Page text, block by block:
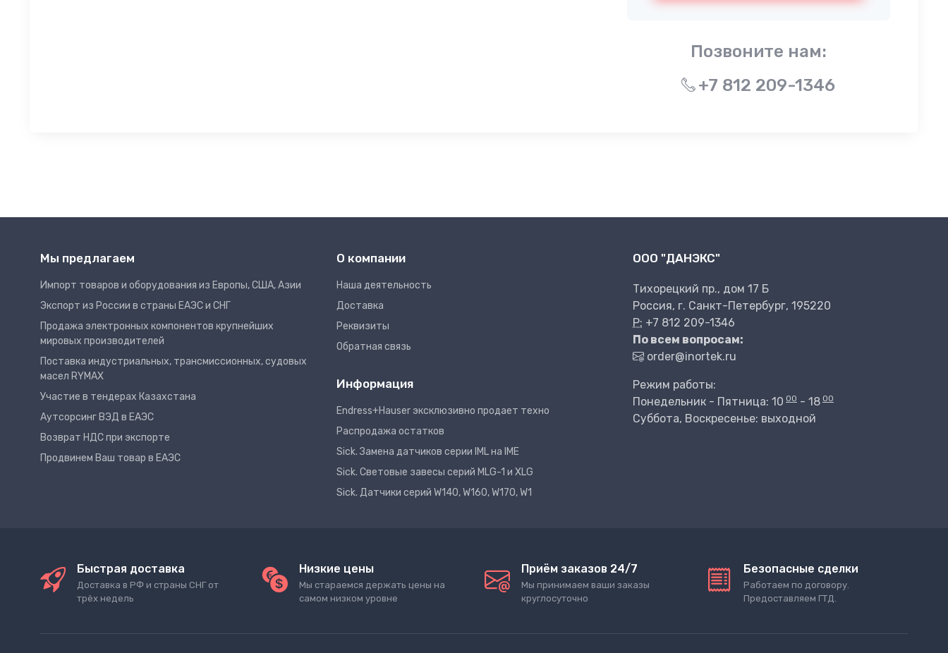
Позвоните нам:
+7 812 209-1346
Мы предлагаем
Импорт товаров и оборудования из Европы, США, Азии
Экспорт из России в страны ЕАЭС и СНГ
Продажа электронных компонентов крупнейших
мировых производителей
Поставка индустриальных, трансмиссионных, судовых
масел RYMAX
Участие в тендерах Казахстана
Аутсорсинг ВЭД в ЕАЭС
Возврат НДС при экспорте
Продвинем Ваш товар в ЕАЭС
О компании
Наша деятельность
Доставка
Реквизиты
Обратная связь
Информация
Endress+Hauser эксклюзивно продает техно
Распродажа остатков
Sick. Замена датчиков серии IML на IME
Sick. Световые завесы серий MLG-1 и XLG
Sick. Датчики серий W140, W160, W170, W1
ООО "ДАНЭКС"
Тихорецкий пр., дом 17 Б
Россия, г. Санкт-Петербург, 195220
P: +7 812 209-1346
По всем вопросам:
order@inortek.ru
Режим работы:
Понедельник - Пятница: 10 00 - 18 00
Суббота, Воскресенье: выходной
Быстрая доставка
Доставка в РФ и страны СНГ от
трёх недель
Низкие цены
Мы стараемся держать цены на
самом низком уровне
Приём заказов 24/7
Мы принимаем ваши заказы
круглосуточно
Безопасные сделки
Работаем по договору.
Предоставляем ГТД.